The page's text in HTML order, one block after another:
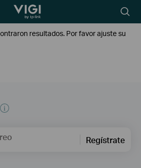
Link, Reliably
icon
resultados. Por favor ajuste su
Regístrate